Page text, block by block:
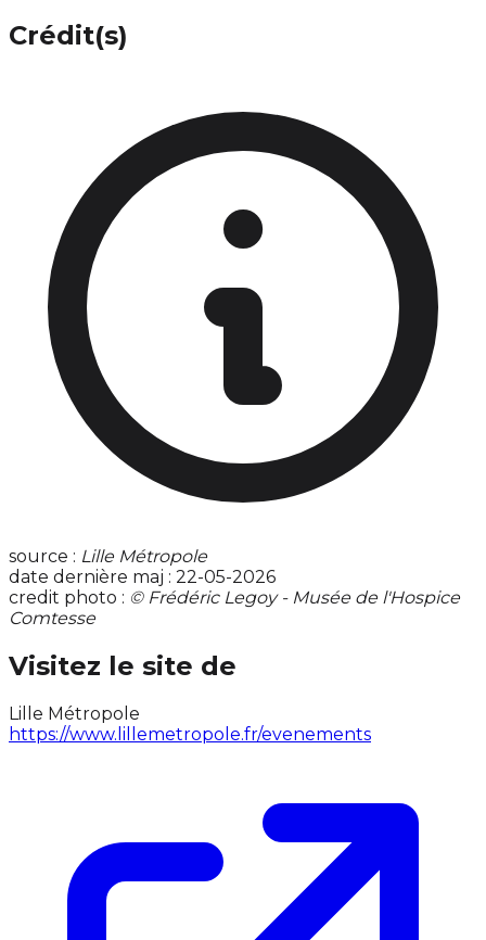
Crédit(s)
source : Lille Métropole
date dernière maj : 22-05-2026
credit photo : © Frédéric Legoy - Musée de l'Hospice
Comtesse
Visitez le site de
Lille Métropole
https://www.lillemetropole.fr/evenements